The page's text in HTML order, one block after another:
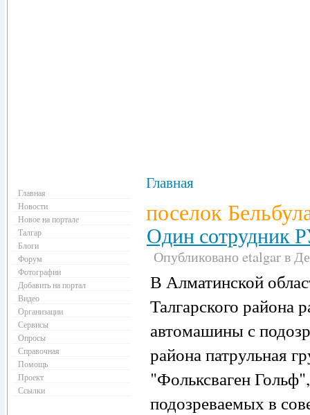
Главная
поселок
Один сотрудник
Опубликовано etalgar в
В Алматинской
Талгарского района
автомашины с
района патрульная
"Фольксваген
подозреваемых в
Главная
Новости
Новое на портале
Талгар
Блоги
Форум
Фотографии
Добавить на портал
Видео
Организации
Сервисы
Опросы
Справочная
Помощь
Проект
Ссылки